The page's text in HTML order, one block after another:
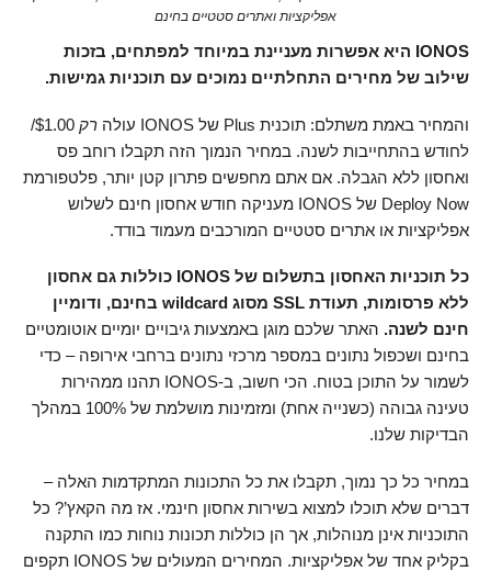
אפליקציות ואתרים סטטיים בחינם
IONOS היא אפשרות מעניינת במיוחד למפתחים, בזכות
שילוב של מחירים התחלתיים נמוכים עם תוכניות גמישות.
והמחיר באמת משתלם: תוכנית Plus של IONOS עולה רק $1.00
/
לחודש בהתחייבות לשנה. במחיר הנמוך הזה תקבלו רוחב פס
ואחסון ללא הגבלה. אם אתם מחפשים פתרון קטן יותר, פלטפורמת
Deploy Now של IONOS מעניקה חודש אחסון חינם לשלוש
אפליקציות או אתרים סטטיים המורכבים מעמוד בודד.
כל תוכניות האחסון בתשלום של IONOS כוללות גם אחסון
ללא פרסומות, תעודת SSL מסוג wildcard בחינם, ודומיין
חינם לשנה. האתר שלכם מוגן באמצעות גיבויים יומיים אוטומטיים
בחינם ושכפול נתונים במספר מרכזי נתונים ברחבי אירופה – כדי
לשמור על התוכן בטוח. הכי חשוב, ב-IONOS תהנו ממהירות
טעינה גבוהה (כשנייה אחת) ומזמינות מושלמת של 100% במהלך
הבדיקות שלנו.
במחיר כל כך נמוך, תקבלו את כל התכונות המתקדמות האלה –
דברים שלא תוכלו למצוא בשירות אחסון חינמי. אז מה הקאץ’? כל
התוכניות אינן מנוהלות, אך הן כוללות תכונות נוחות כמו התקנה
בקליק אחד של אפליקציות. המחירים המעולים של IONOS תקפים